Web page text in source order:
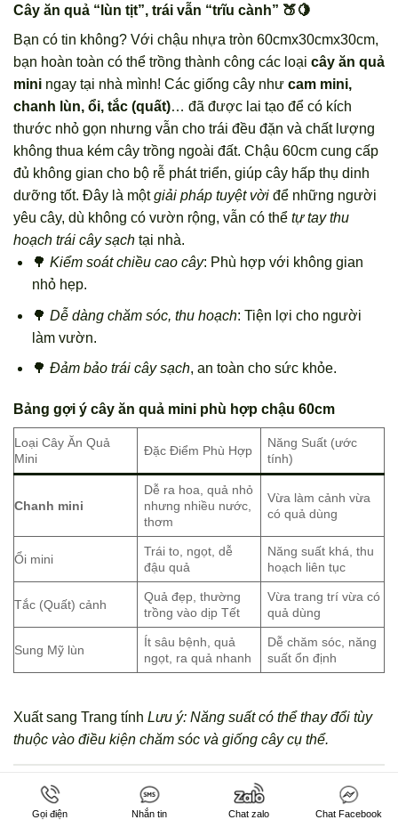
Cây ăn quả “lùn tịt”, trái vẫn “trĩu cành” 🍑🍋
Bạn có tin không? Với chậu nhựa tròn 60cmx30cmx30cm,
bạn hoàn toàn có thể trồng thành công các loại cây ăn quả
mini ngay tại nhà mình! Các giống cây như cam mini,
chanh lùn, ổi, tắc (quất)… đã được lai tạo để có kích
thước nhỏ gọn nhưng vẫn cho trái đều đặn và chất lượng
không thua kém cây trồng ngoài đất. Chậu 60cm cung cấp
đủ không gian cho bộ rễ phát triển, giúp cây hấp thụ dinh
dưỡng tốt. Đây là mộtgiải pháp tuyệt vời để những người
yêu cây, dù không có vườn rộng, vẫn có thể tự tay thu
hoạch trái cây sạch tại nhà.
🌳 Kiểm soát chiều cao cây: Phù hợp với không gian
nhỏ hẹp.
🌳 Dễ dàng chăm sóc, thu hoạch: Tiện lợi cho người
làm vườn.
🌳 Đảm bảo trái cây sạch, an toàn cho sức khỏe.
Bảng gợi ý cây ăn quả mini phù hợp chậu 60cm
Loại Cây Ăn Quả
Mini
Đặc Điểm Phù Hợp
Năng Suất (ước
tính)
Chanh mini
Dễ ra hoa, quả nhỏ
nhưng nhiều nước,
thơm
Vừa làm cảnh vừa
có quả dùng
Ổi mini
Trái to, ngọt, dễ
đậu quả
Năng suất khá, thu
hoạch liên tục
Tắc (Quất) cảnh
Quả đẹp, thường
trồng vào dịp Tết
Vừa trang trí vừa có
quả dùng
Sung Mỹ lùn
Ít sâu bệnh, quả
ngọt, ra quả nhanh
Dễ chăm sóc, năng
suất ổn định
Xuất sang Trang tính Lưu ý: Năng suất có thể thay đổi tùy
thuộc vào điều kiện chăm sóc và giống cây cụ thể.
Ươm mầm hoa kiểng: Chậu 60cm “ấp ủ”
vườn xuân
Gọi điện Nhắn tin Chat zalo Chat Facebook